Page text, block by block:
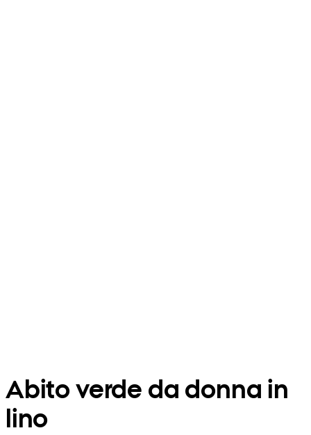
Abito verde da donna in
lino